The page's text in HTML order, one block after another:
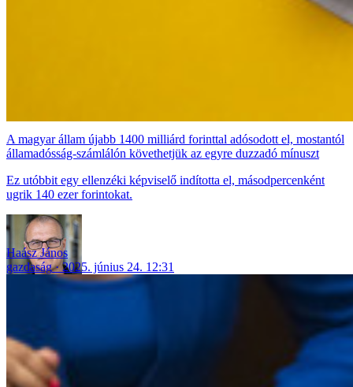
A magyar állam újabb 1400 milliárd forinttal adósodott el, mostantól
államadósság-számlálón követhetjük az egyre duzzadó mínuszt
Ez utóbbit egy ellenzéki képviselő indította el, másodpercenként
ugrik 140 ezer forintokat.
Haász János
gazdaság
2025. június 24. 12:31